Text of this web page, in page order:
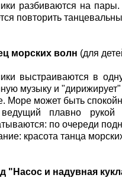
разбиваются на
повторить
морских волн (для
выстраиваются в
музыку и
Море может быть
ведущий плавно
по очереди
красота танца
"Насос и надувная